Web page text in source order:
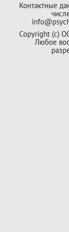
Контактные
Copyright (с)
Любое